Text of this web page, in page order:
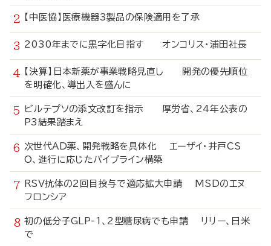
【中医協】医療機器3製品の保険適用を了承
2030年までに黒字化目指す オンコリス・浦田社長
【決算】日本新薬が事業戦略見直し 開発の優先順位
を明確化、導出入を盛んに
ビルテプソの添文改訂を指示 厚労省、24年公表の
P3結果踏まえ
次世代AD薬、開発戦略を具体化 エーザイ・井戸CS
O、進行に応じたパイプライン構築
RSV抗体の2回目投与で適応拡大申請 MSDのエヌ
フロンシア
初の低分子GLP-1、2型糖尿病でも申請 リリー、日米
で